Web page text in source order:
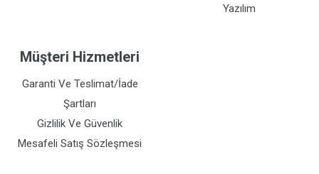
Yazılım
Müşteri Hizmetleri
Garanti Ve Teslimat/İade
Şartları
Gizlilik Ve Güvenlik
Mesafeli Satış Sözleşmesi